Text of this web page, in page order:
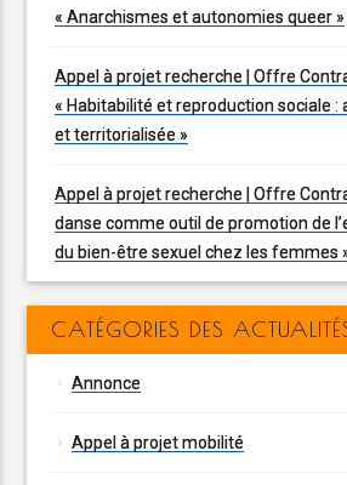
« Anarchismes et autonomies queer »
Appel à projet recherche | Offre
« Habitabilité et reproduction sociale :
et territorialisée »
Appel à projet recherche | Offre
danse comme outil de promotion de
du bien-être sexuel chez les femmes
CATÉGORIES DES
Annonce
Appel à projet mobilité